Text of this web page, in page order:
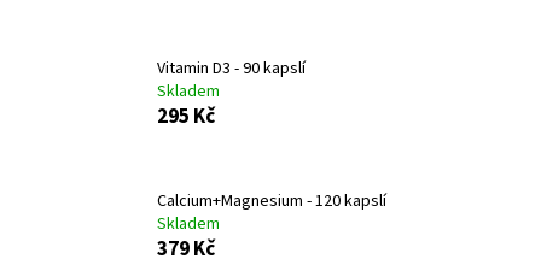
Vitamin D3 - 90 kapslí
Skladem
295 Kč
Calcium+Magnesium - 120 kapslí
Skladem
379 Kč
HLEDAT